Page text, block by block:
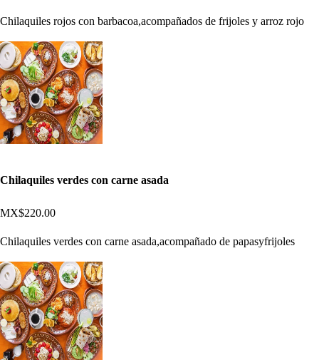
Chilaquiles rojos con barbacoa,acompañados de frijoles y arroz rojo
Chilaquiles verdes con carne asada
MX$220.00
Chilaquiles verdes con carne asada,acompañado de papasyfrijoles